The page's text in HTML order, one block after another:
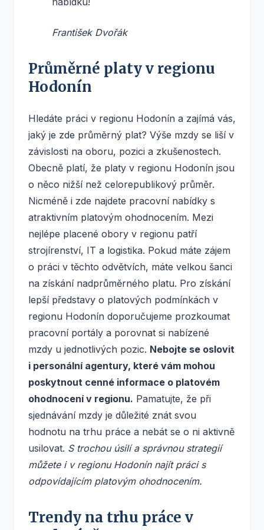
František Dvořák
Průměrné platy v regionu
Hodonín
Hledáte práci v regionu Hodonín a zajímá vás,
jaký je zde průměrný plat? Výše mzdy se liší v
závislosti na oboru, pozici a zkušenostech.
Obecně platí, že platy v regionu Hodonín jsou
o něco nižší než celorepublikový průměr.
Nicméně i zde najdete pracovní nabídky s
atraktivním platovým ohodnocením. Mezi
nejlépe placené obory v regionu patří
strojírenství, IT a logistika. Pokud máte zájem
o práci v těchto odvětvích, máte velkou šanci
na získání nadprůměrného platu. Pro získání
lepší představy o platových podmínkách v
regionu Hodonín doporučujeme prozkoumat
pracovní portály a porovnat si nabízené
mzdy u jednotlivých pozic. Nebojte se oslovit
i personální agentury, které vám mohou
poskytnout cenné informace o platovém
ohodnocení v regionu. Pamatujte, že při
sjednávání mzdy je důležité znát svou
hodnotu na trhu práce a nebát se o ni aktivně
usilovat. S trochou úsilí a správnou strategií
můžete i v regionu Hodonín najít práci s
odpovídajícím platovým ohodnocením.
Trendy na trhu práce v